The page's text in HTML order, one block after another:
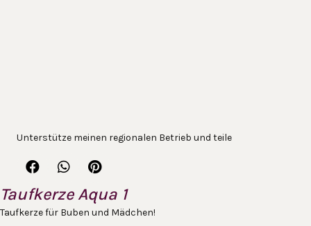
Unterstütze meinen regionalen Betrieb und teile
Taufkerze Aqua 1
Taufkerze für Buben und Mädchen!